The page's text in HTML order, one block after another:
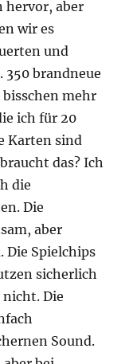
hervor, aber
wir es
und
350 brandneue
mehr
ich für 20
Karten sind
das? Ich
die
Die
aber
Spielchips
sicherlich
nicht. Die
Sound.